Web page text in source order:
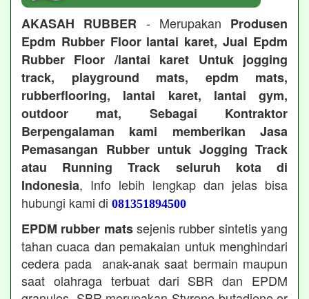
AKASAH RUBBER - Merupakan Produsen
Epdm Rubber Floor lantai karet, Jual Epdm
Rubber Floor /lantai karet Untuk jogging
track, playground mats, epdm mats,
rubberflooring, lantai karet, lantai gym,
outdoor mat, Sebagai Kontraktor
Berpengalaman kami memberikan Jasa
Pemasangan Rubber untuk Jogging Track
atau Running Track seluruh kota di
Indonesia, Info lebih lengkap dan jelas bisa
hubungi kami di 081351894500
EPDM rubber matssejenis rubber sintetis yang
tahan cuaca dan pemakaian untuk menghindari
cedera pada anak-anak saat bermain maupun
saat olahraga terbuat dari SBR dan EPDM